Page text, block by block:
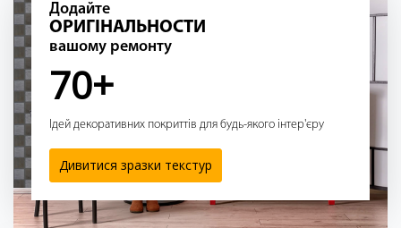
Додайте
ОРИГІНАЛЬНОСТИ
вашому ремонту
70+
Ідей декоративних покриттів для будь-якого інтер'єру
Дивитися зразки текстур